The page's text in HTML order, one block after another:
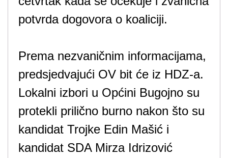
potvrda dogovora o koaliciji.
Prema nezvaničnim informacijama,
predsjedvajući OV bit će iz HDZ-a.
Lokalni izbori u Općini Bugojno su
protekli prilično burno nakon što su
kandidat Trojke Edin Mašić i
kandidat SDA Mirza Idrizović